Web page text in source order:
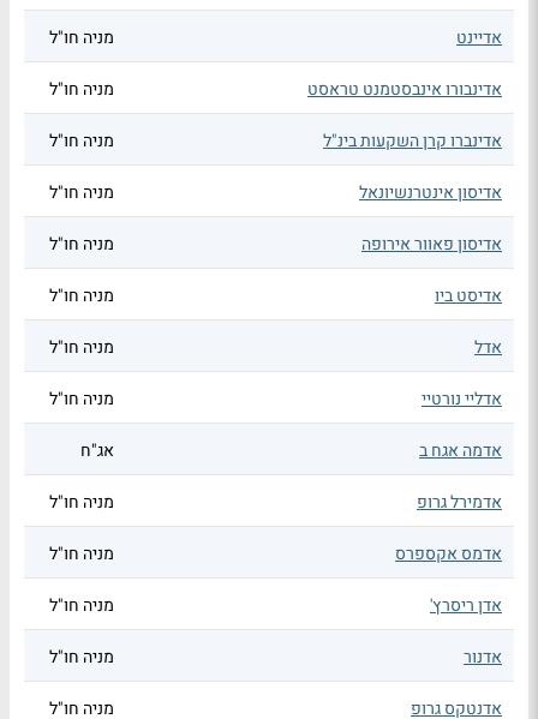
אדיינט מניה חו"ל
אדינבורו אינבסטמנט טראסט מניה חו"ל
אדינברו קרן השקעות בינ"ל מניה חו"ל
אדיסון אינטרנשיונאל מניה חו"ל
אדיסון פאוור אירופה מניה חו"ל
אדיסט ביו מניה חו"ל
אדל מניה חו"ל
אדליי נורטיי מניה חו"ל
אדמה אגח ב אג"ח
אדמירל גרופ מניה חו"ל
אדמס אקספרס מניה חו"ל
אדן ריסרץ' מניה חו"ל
אדנור מניה חו"ל
אדנטקס גרופ מניה חו"ל